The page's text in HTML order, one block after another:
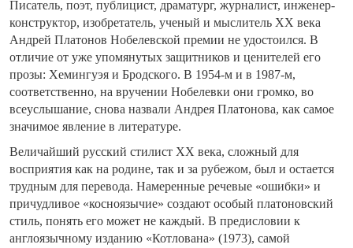
Писатель, поэт, публицист, драматург, журналист, инженер-
конструктор, изобретатель, ученый и мыслитель XX века
Андрей Платонов Нобелевской премии не удостоился. В
отличие от уже упомянутых защитников и ценителей его
прозы: Хемингуэя и Бродского. В 1954-м и в 1987-м,
соответственно, на вручении Нобелевки они громко, во
всеуслышание, снова назвали Андрея Платонова, как самое
значимое явление в литературе.
Величайший русский стилист XX века, сложный для
восприятия как на родине, так и за рубежом, был и остается
трудным для перевода. Намеренные речевые «ошибки» и
причудливое «косноязычие» создают особый платоновский
стиль, понять его может не каждый. В предисловии к
англоязычному изданию «Котлована» (1973), самой